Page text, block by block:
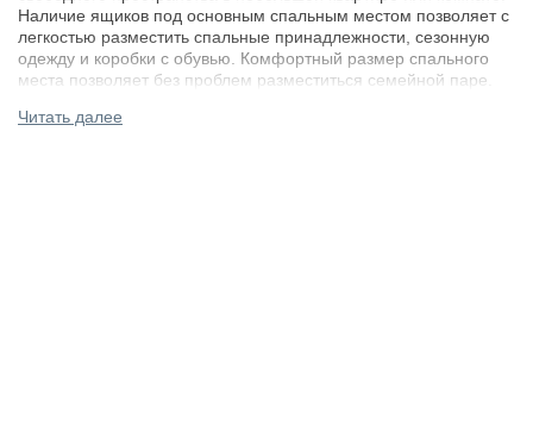
Наличие ящиков под основным спальным местом позволяет с
легкостью разместить спальные принадлежности, сезонную
одежду и коробки с обувью. Комфортный размер спального
места позволяет без проблем разместиться семейной паре.
Читать далее